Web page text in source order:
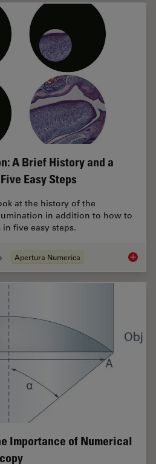
A Brief History and a
Easy Steps
at the history of the
in addition to how to
five easy steps.
Apertura Numerica
Importance of Numerical